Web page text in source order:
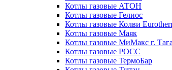
Котлы газовые АТОН
Котлы газовые Гелиос
Котлы газовые Колви
Котлы газовые Маяк
Котлы газовые МиМакс г.
Котлы газовые РОСС
Котлы газовые ТермоБар